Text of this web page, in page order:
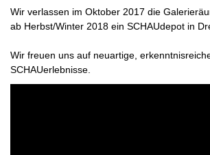
Wir verlassen im Oktober 2017 die
ab Herbst/Winter 2018 ein SCHAUdepot in
Wir freuen uns auf neuartige,
SCHAUerlebnisse.